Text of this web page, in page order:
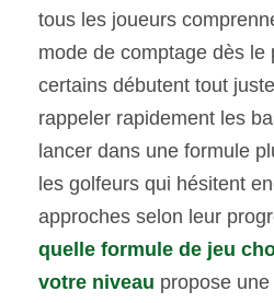
tous les joueurs
mode de comptage dès le
certains débutent tout
rappeler rapidement les
lancer dans une formule
les golfeurs qui hésitent
approches selon leur
quelle formule de jeu
votre niveau propose